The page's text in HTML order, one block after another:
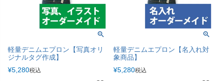
軽量デニムエプロン【写真オリ
ジナルタグ作成】
¥5,280税込
軽量デニムエプロン【名入れ対
象商品】
¥5,280税込